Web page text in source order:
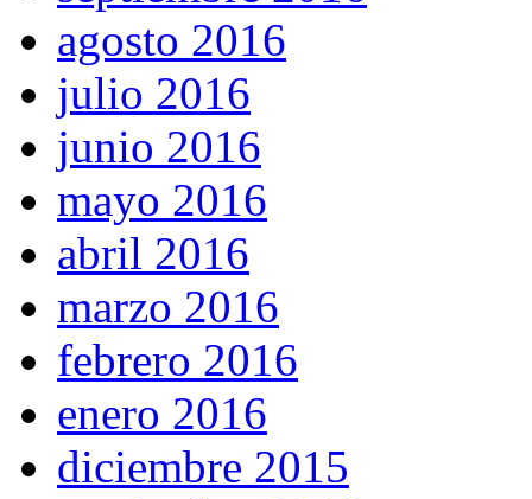
agosto 2016
julio 2016
junio 2016
mayo 2016
abril 2016
marzo 2016
febrero 2016
enero 2016
diciembre 2015